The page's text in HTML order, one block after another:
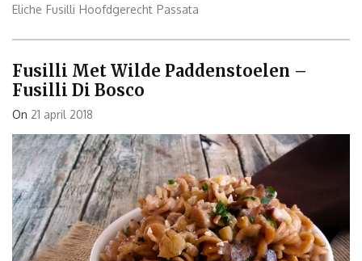
e
–
met
worst
Eliche Fusilli Hoofdgerecht Passata
Fusilli Met Wilde Paddenstoelen –
Fusilli Di Bosco
On 21 april 2018